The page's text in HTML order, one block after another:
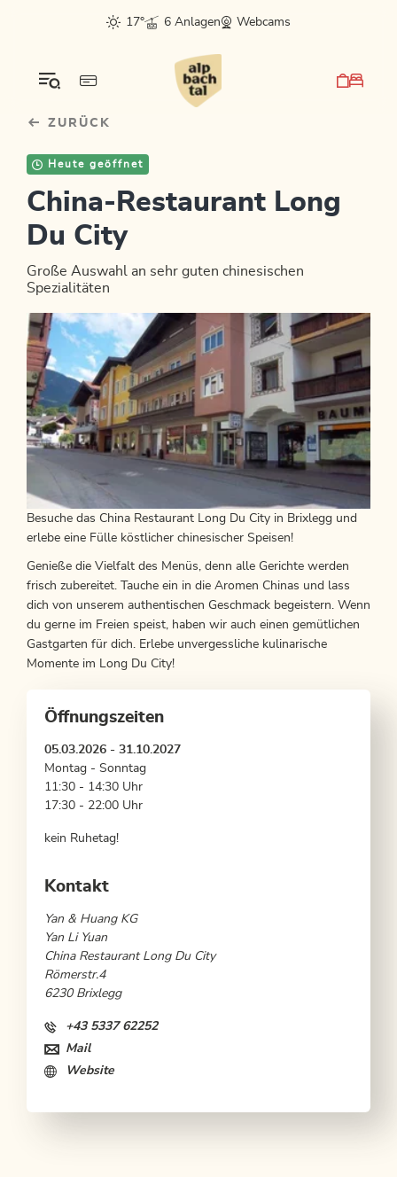
sr.skip-to.main-content
sr.skip-to.table-of-contents
sr.skip-to.main-navigation
17°
6 Anlagen Webcams
ZURÜCK
Heute geöffnet
China-Restaurant Long
Du City
Große Auswahl an sehr guten chinesischen
Spezialitäten
Besuche das China Restaurant Long Du City in Brixlegg und
erlebe eine Fülle köstlicher chinesischer Speisen!
Genieße die Vielfalt des Menüs, denn alle Gerichte werden
frisch zubereitet. Tauche ein in die Aromen Chinas und lass
dich von unserem authentischen Geschmack begeistern. Wenn
du gerne im Freien speist, haben wir auch einen gemütlichen
Gastgarten für dich. Erlebe unvergessliche kulinarische
Momente im Long Du City!
Öffnungszeiten
05.03.2026 - 31.10.2027
Montag - Sonntag
11:30 - 14:30 Uhr
17:30 - 22:00 Uhr
kein Ruhetag!
Kontakt
Yan & Huang KG
Yan Li Yuan
China Restaurant Long Du City
Römerstr.4
6230 Brixlegg
+43 5337 62252
Mail
Website